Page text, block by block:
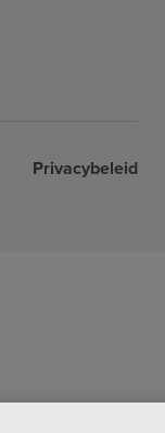
Privacybeleid